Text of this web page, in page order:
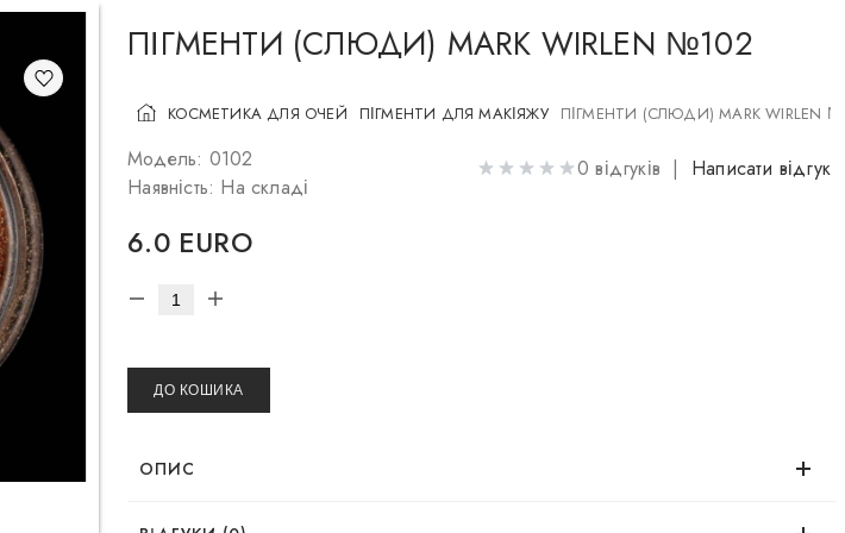
ПІГМЕНТИ (СЛЮДИ) MARK WIRLEN №102
КОСМЕТИКА ДЛЯ ОЧЕЙ ПІГМЕНТИ ДЛЯ МАКІЯЖУ ПІГМЕНТИ (СЛЮДИ) MARK WIRLEN
Модель: 0102
Наявність: На складі
0 відгуків | Написати відгук
6.0 EURO
ДО КОШИКА
ОПИС